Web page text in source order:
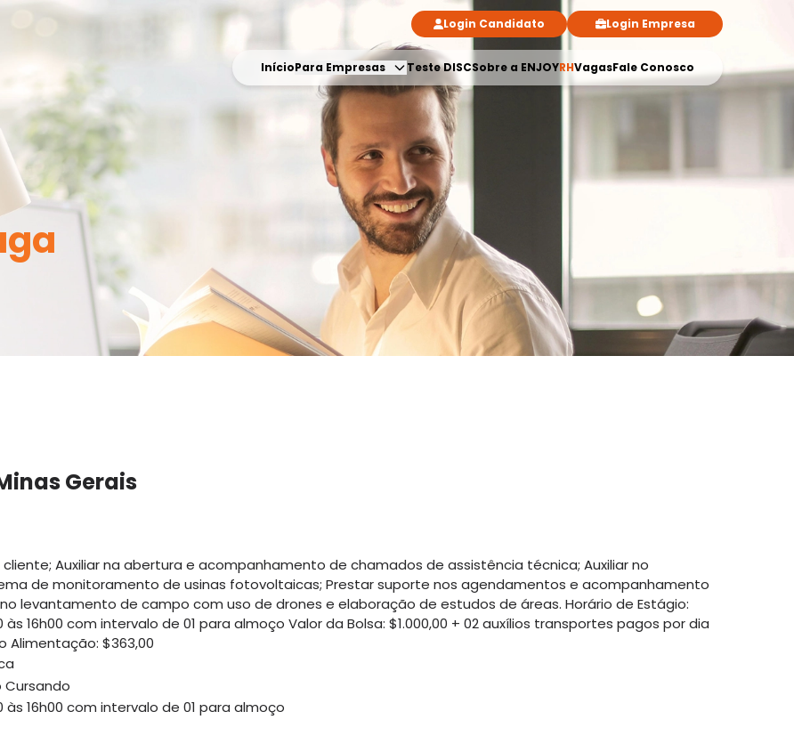
Login Candidato Login Empresa
InícioPara Empresas Teste DISCSobre a ENJOYRHVagasFale Conosco
Gerais
Auxiliar na abertura e acompanhamento de chamados de assistência técnica; Auxiliar no
de monitoramento de usinas fotovoltaicas; Prestar suporte nos agendamentos e acompanhamento
levantamento de campo com uso de drones e elaboração de estudos de áreas. Horário de Estágio:
às 16h00 com intervalo de 01 para almoço Valor da Bolsa: $1.000,00 + 02 auxílios transportes pagos por dia
Alimentação: $363,00
Cursando
às 16h00 com intervalo de 01 para almoço